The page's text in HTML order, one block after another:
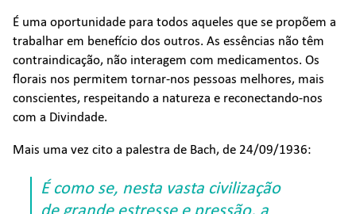
É uma oportunidade para todos aqueles que se propõem a
trabalhar em benefício dos outros. As essências não têm
contraindicação, não interagem com medicamentos. Os
florais nos permitem tornar-nos pessoas melhores, mais
conscientes, respeitando a natureza e reconectando-nos
com a Divindade.
Mais uma vez cito a palestra de Bach, de 24/09/1936:
É como se, nesta vasta civilização
de grande estresse e pressão, a